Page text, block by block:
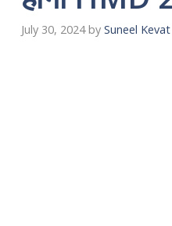
July 30, 2024 by Suneel Kevat